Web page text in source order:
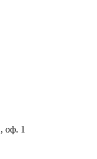
оф. 1